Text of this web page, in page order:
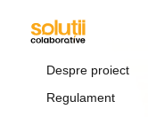
Despre proiect
Regulament